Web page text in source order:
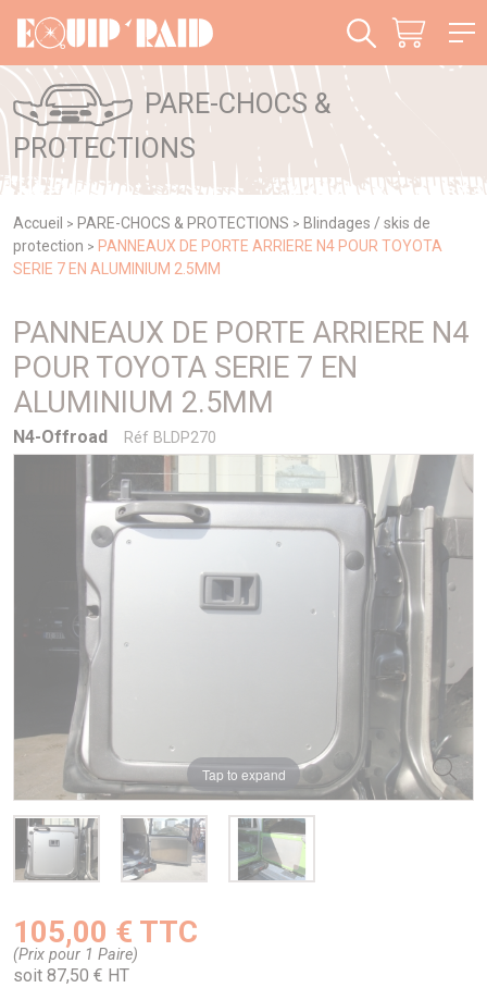
PARE-CHOCS &
PROTECTIONS
Accueil > PARE-CHOCS & PROTECTIONS > Blindages / skis de
protection > PANNEAUX DE PORTE ARRIERE N4 POUR TOYOTA
SERIE 7 EN ALUMINIUM 2.5MM
PANNEAUX DE PORTE ARRIERE N4
POUR TOYOTA SERIE 7 EN
ALUMINIUM 2.5MM
N4-Offroad Réf BLDP270
Tap to expand
105,00 € TTC
(Prix pour 1 Paire)
soit 87,50 € HT
Panneau de gestion des cookies